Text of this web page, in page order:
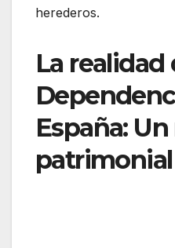
herederos.
La realidad
España: